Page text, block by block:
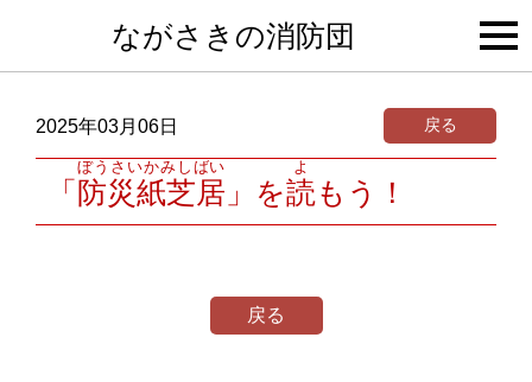
ながさきの消防団
2025年03月06日 戻る
「 防災紙芝居
ぼうさいかみしばい
」を読
よ
もう！
戻る